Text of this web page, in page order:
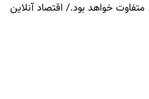
خواهد بود./ اقتصاد آنلاین